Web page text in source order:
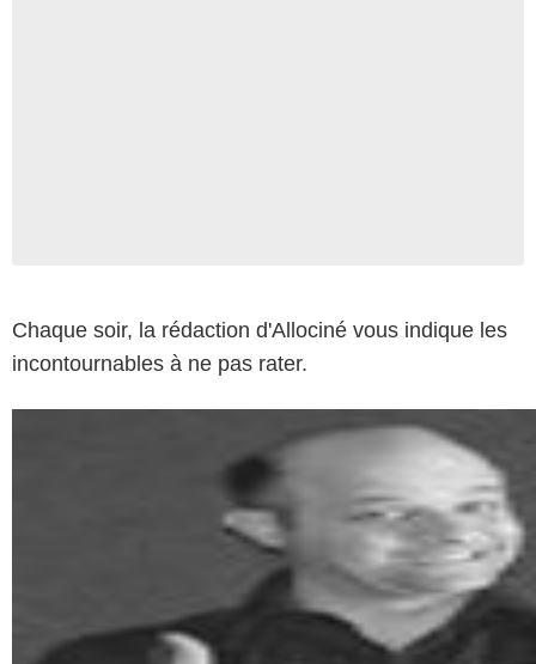
Chaque soir, la rédaction d'Allociné vous indique les
incontournables à ne pas rater.